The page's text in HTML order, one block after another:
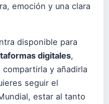
emoción y una clara
disponible para
digitales,
y añadirla
seguir el
estar al tanto